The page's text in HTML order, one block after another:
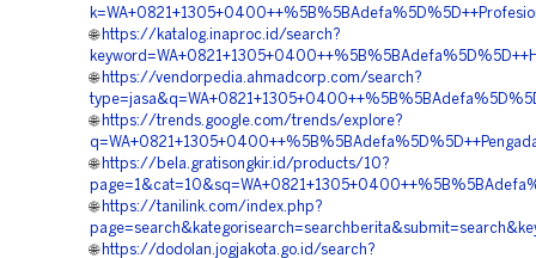
🌐 https://katalog.inaproc.id/search?
🌐 https://vendorpedia.ahmadcorp.com/search?
🌐 https://trends.google.com/trends/explore?
🌐 https://bela.gratisongkir.id/products/10?
🌐 https://tanilink.com/index.php?
🌐 https://dodolan.jogjakota.go.id/search?